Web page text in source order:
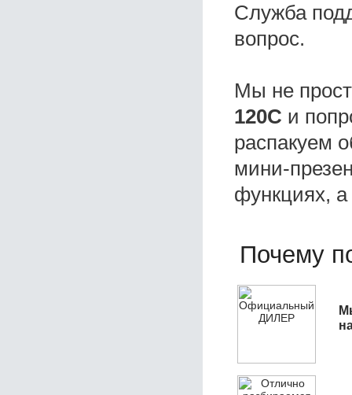
Служба
вопрос.
Мы не
120С и
распакуем
мини-
функциях,
Почему